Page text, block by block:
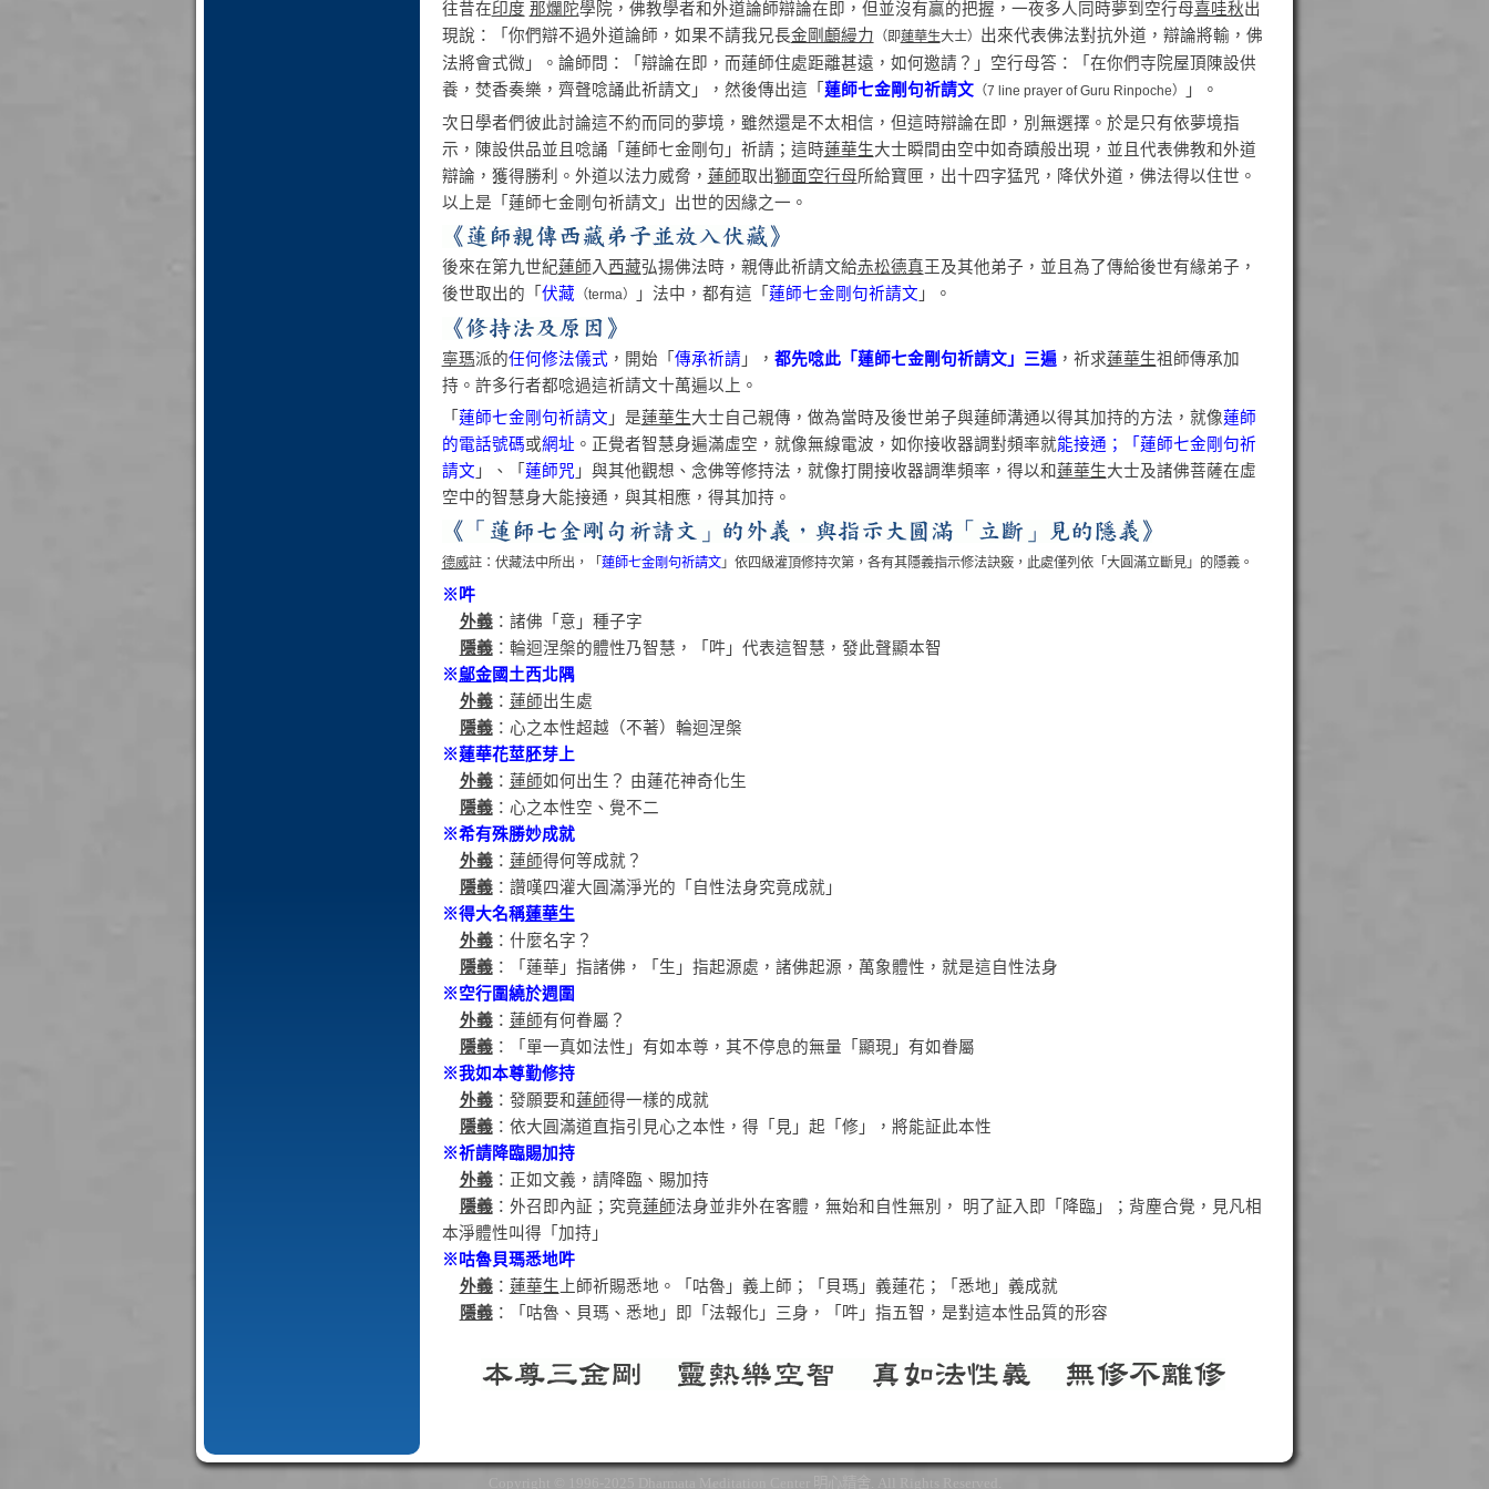
往昔在印度 那爛陀學院，佛教學者和外道論師辯論在即，但並沒有贏的把握，一夜多人同時夢到空行母喜哇秋出
現說：「你們辯不過外道論師，如果不請我兄長金剛顱縵力 （即蓮華生大士）
出來代表佛法對抗外道，辯論將輸，佛
法將會式微」。論師問：「辯論在即，而蓮師住處距離甚遠，如何邀請？」空行母答：「在你們寺院屋頂陳設供
養，焚香奏樂，齊聲唸誦此祈請文」，然後傳出這「 蓮師七金剛句祈請文 （7 line prayer of Guru Rinpoche）
」。
次日學者們彼此討論這不約而同的夢境，雖然還是不太相信，但這時辯論在即，別無選擇。於是只有依夢境指
示，陳設供品並且唸誦「蓮師七金剛句」祈請；這時蓮華生大士瞬間由空中如奇蹟般出現，並且代表佛教和外道
辯論，獲得勝利。外道以法力威脅， 蓮師取出獅面空行母所給寶匣，出十四字猛咒，降伏外道，佛法得以住世。
以上是「蓮師七金剛句祈請文」出世的因緣之一。
後來在第九世紀蓮師入西藏弘揚佛法時，親傳此祈請文給赤松德真王及其他弟子，並且為了傳給後世有緣弟子，
後世取出的「 伏藏 （terma） 」法中，都有這「 蓮師七金剛句祈請文 」。
寧瑪派的任何修法儀式 ，開始「 傳承祈請 」， 都先唸此「蓮師七金剛句祈請文」三遍，祈求蓮華生祖師傳承加
持。許多行者都唸過這祈請文十萬遍以上。
「 蓮師七金剛句祈請文 」是蓮華生大士自己親傳，做為當時及後世弟子與蓮師溝通以得其加持的方法，就像蓮師
的電話號碼或網址 。正覺者智慧身遍滿虛空，就像無線電波，如你接收器調對頻率就能接通；「蓮師七金剛句祈
請文 」、「 蓮師咒 」與其他觀想、念佛等修持法，就像打開接收器調準頻率，得以和 蓮華生大士及諸佛菩薩在虛
空中的智慧身大能接通，與其相應，得其加持。
德威註：伏藏法中所出，「 蓮師七金剛句祈請文」依四級灌頂修持次第，各有其隱義指示修法訣竅，此處僅列依「大圓滿立斷見」的隱義。
※吽
外義：諸佛「意」種子字
隱義：輪迴涅槃的體性乃智慧，「吽」代表這智慧，發此聲顯本智
※鄔金國土西北隅
外義： 蓮師出生處
隱義：心之本性超越（不著）輪迴涅槃
※蓮華花莖胚芽上
外義： 蓮師如何出生？ 由蓮花神奇化生
隱義：心之本性空、覺不二
※希有殊勝妙成就
外義： 蓮師得何等成就？
隱義：讚嘆四灌大圓滿淨光的「自性法身究竟成就」
※得大名稱蓮華生
外義：什麼名字？
隱義：「蓮華」指諸佛，「生」指起源處，諸佛起源，萬象體性，就是這自性法身
※空行圍繞於週圍
外義： 蓮師有何眷屬？
隱義：「單一真如法性」有如本尊，其不停息的無量「顯現」有如眷屬
※我如本尊勤修持
外義：發願要和 蓮師得一樣的成就
隱義：依大圓滿道直指引見心之本性，得「見」起「修」，將能証此本性
※祈請降臨賜加持
外義：正如文義，請降臨、賜加持
隱義：外召即內証；究竟蓮師法身並非外在客體，無始和自性無別， 明了証入即「降臨」；背塵合覺，見凡相
本淨體性叫得「加持」
※咕魯貝瑪悉地吽
外義： 蓮華生 上師祈賜悉地。「咕魯」義上師；「貝瑪」義蓮花；「悉地」義成就
隱義：「咕魯、貝瑪、悉地」即「法報化」三身，「吽」指五智，是對這本性品質的形容